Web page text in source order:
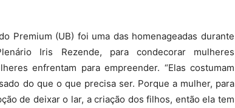
Premium (UB) foi uma das homenageadas durante
Iris Rezende, para condecorar mulheres
enfrentam para empreender. “Elas costumam
do que o que precisa ser. Porque a mulher, para
de deixar o lar, a criação dos filhos, então ela tem